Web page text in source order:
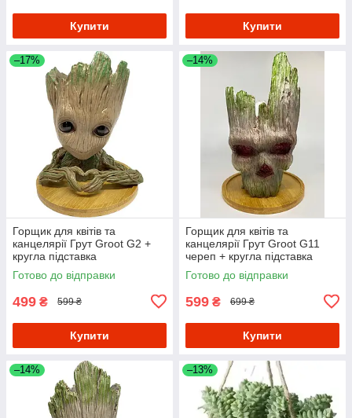
Купити Купити
–17%
Горщик для квітів та
канцелярії Грут Groot G2 +
кругла підставка
Готово до відправки
499 ₴ 599 ₴
Купити
–14%
Горщик для квітів та
канцелярії Грут Groot G11
череп + кругла підставка
Готово до відправки
599 ₴ 699 ₴
Купити
–14% –13%